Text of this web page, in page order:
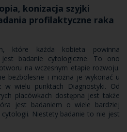
konizacja szyjki
profilaktyczne raka
które każda kobieta powinna
badanie cytologiczne. To ono
na wczesnym etapie rozwoju.
bezbolesne i można je wykonać u
w wielu punktach Diagnostyki. Od
placówkach dostępna jest także
jest badaniem o wiele bardziej
Niestety badanie to nie jest